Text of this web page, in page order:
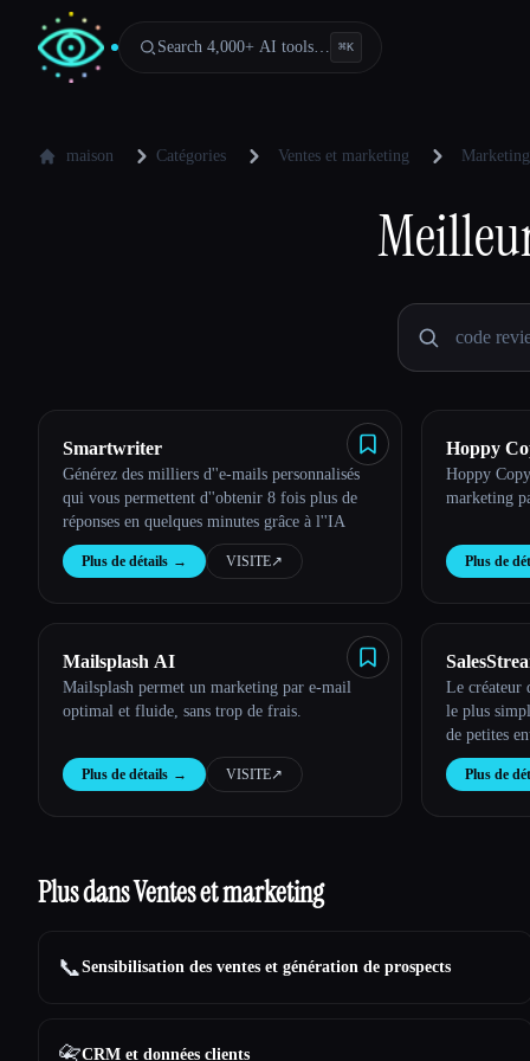
Search 4,000+ AI tools… ⌘K
maison Catégories Ventes et marketing
Smartwriter
Générez des milliers d''e-mails personnalisés
qui vous permettent d''obtenir 8 fois plus de
réponses en quelques minutes grâce à l''IA
Plus de détails → VISITE↗︎
Hoppy
Hoppy
marketing
Plus de
Mailsplash AI
Mailsplash permet un marketing par e-mail
optimal et fluide, sans trop de frais.
Plus de détails → VISITE↗︎
Le créateur
le plus
de petites
Plus de
Plus dans Ventes et marketing
📞Sensibilisation des ventes et génération de prospects
📇CRM et données clients